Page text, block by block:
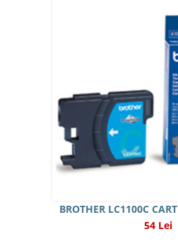
BROTHER LC1100C
54 Lei